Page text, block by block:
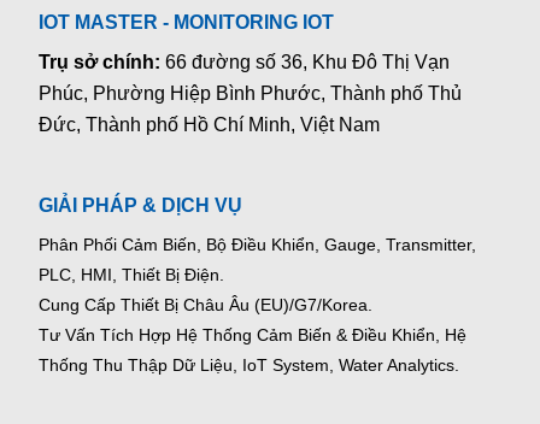
IOT MASTER - MONITORING IOT
Trụ sở chính:66 đường số 36, Khu Đô Thị Vạn
Phúc, Phường Hiệp Bình Phước, Thành phố Thủ
Đức, Thành phố Hồ Chí Minh, Việt Nam
GIẢI PHÁP & DỊCH VỤ
Phân Phối Cảm Biến, Bộ Điều Khiển, Gauge, Transmitter,
PLC, HMI, Thiết Bị Điện.
Cung Cấp Thiết Bị Châu Âu (EU)/G7/Korea.
Tư Vấn Tích Hợp Hệ Thống Cảm Biến & Điều Khiển, Hệ
Thống Thu Thập Dữ Liệu, IoT System, Water Analytics.